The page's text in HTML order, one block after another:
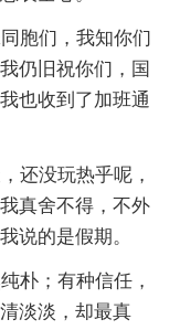
胞们，我知你们
仍旧祝你们，国
也收到了加班通
还没玩热乎呢，
真舍不得，不外
说的是假期。
朴；有种信任，
淡淡，却最真